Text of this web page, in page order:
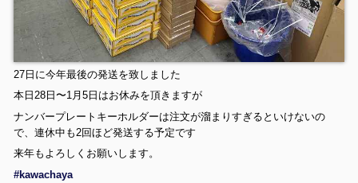
27日に今年最後の発送を致しました
本日28日〜1月5日はお休みを頂きますが
ナンバープレートキーホルダーは注文が溜まりすぎるといけないの
で、連休中も2回ほど発送する予定です
来年もよろしくお願いします。
#kawachaya